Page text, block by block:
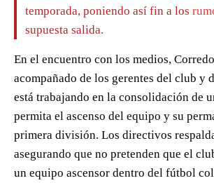
temporada, poniendo así fin a los
supuesta salida.
En el encuentro con los medios,
acompañado de los gerentes del club y
está trabajando en la consolidación de
permita el ascenso del equipo y su
primera división. Los directivos
asegurando que no pretenden que el
un equipo ascensor dentro del fútbol